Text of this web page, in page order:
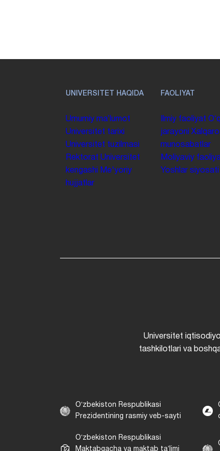
UNIVERSITET HAQIDA
Umumiy maʼlumot
Universitet tarixi
Universitet tuzilmasi
Rektorat Universitet
kengashi
Me'yoriy
hujjatlar
FAOLIYAT
Ilmiy faoliyat
jarayoni Xalqaro
munosabatlar
Moliyaviy
Yoshlar siyosati
Universitet
tashkilotlari va
Oʻzbekiston Respublikasi
Prezidentining rasmiy veb-sayti
Oʻzbekiston Respublikasi
Maktabgacha va maktab taʼlimi